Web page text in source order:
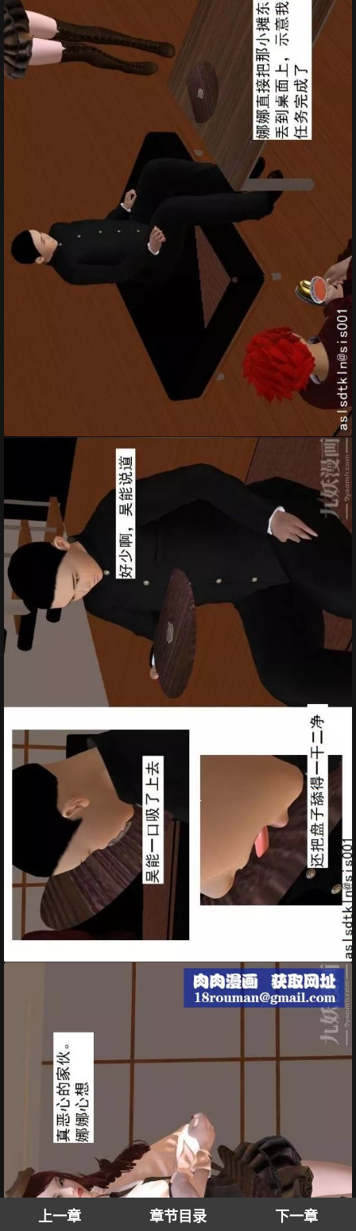
上一章 章节目录 下一章